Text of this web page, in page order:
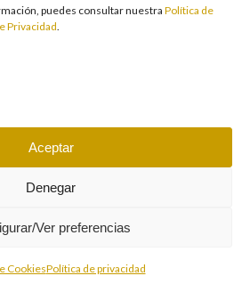
puedes consultar nuestra Política de
Privacidad.
Aceptar
Denegar
Ver preferencias
CookiesPolítica de privacidad
Asimismo, desarrollamos y mejoramos de
de Juego Responsable mediante la
Cirsa Valencia, S.A. Reservados